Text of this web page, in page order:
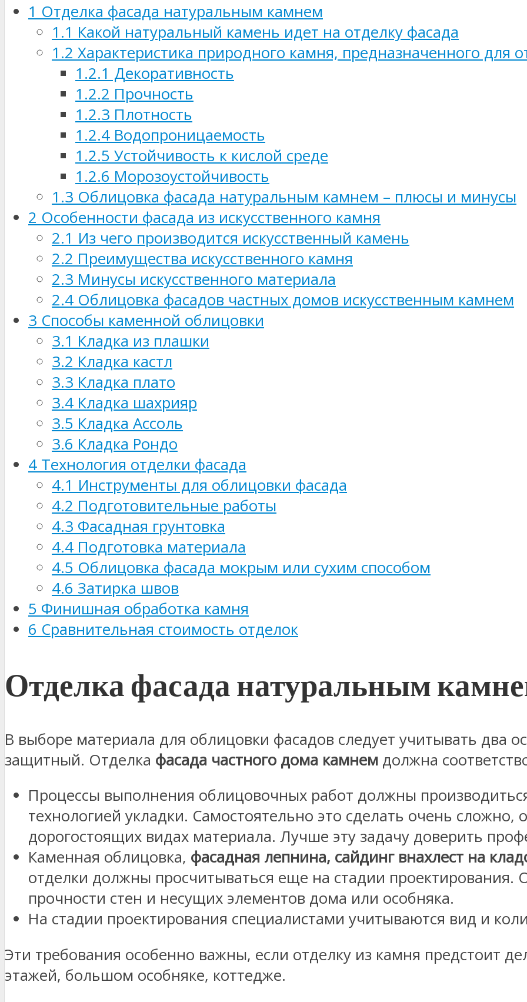
1 Отделка фасада натуральным камнем
1.1 Какой натуральный камень идет на отделку фасада
1.2 Характеристика природного камня, предназначенного для
1.2.1 Декоративность
1.2.2 Прочность
1.2.3 Плотность
1.2.4 Водопроницаемость
1.2.5 Устойчивость к кислой среде
1.2.6 Морозоустойчивость
1.3 Облицовка фасада натуральным камнем – плюсы и минусы
2 Особенности фасада из искусственного камня
2.1 Из чего производится искусственный камень
2.2 Преимущества искусственного камня
2.3 Минусы искусственного материала
2.4 Облицовка фасадов частных домов искусственным камнем
3 Способы каменной облицовки
3.1 Кладка из плашки
3.2 Кладка кастл
3.3 Кладка плато
3.4 Кладка шахрияр
3.5 Кладка Ассоль
3.6 Кладка Рондо
4 Технология отделки фасада
4.1 Инструменты для облицовки фасада
4.2 Подготовительные работы
4.3 Фасадная грунтовка
4.4 Подготовка материала
4.5 Облицовка фасада мокрым или сухим способом
4.6 Затирка швов
5 Финишная обработка камня
6 Сравнительная стоимость отделок
Отделка фасада натуральным
В выборе материала для облицовки фасадов следует учитывать два
защитный. Отделка фасада частного дома камнем должна
Процессы выполнения облицовочных работ должны
технологией укладки. Самостоятельно это сделать очень сложно,
дорогостоящих видах материала. Лучше эту задачу доверить
Каменная облицовка, фасадная лепнина, сайдинг внахлест на
отделки должны просчитываться еще на стадии проектирования.
прочности стен и несущих элементов дома или особняка.
На стадии проектирования специалистами учитываются вид и
Эти требования особенно важны, если отделку из камня предстоит
этажей, большом особняке, коттедже.